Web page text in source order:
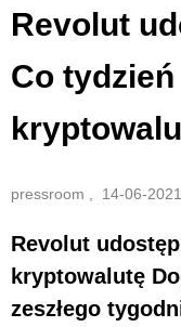
Revolut
Co
pressroom , 14-06-
Revolut
kryptowalutę
zeszłego